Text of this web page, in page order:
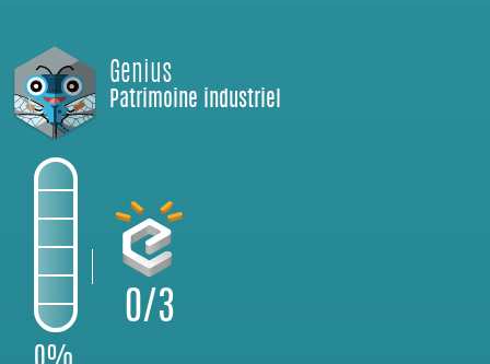
Genius
Patrimoine industriel
0/3